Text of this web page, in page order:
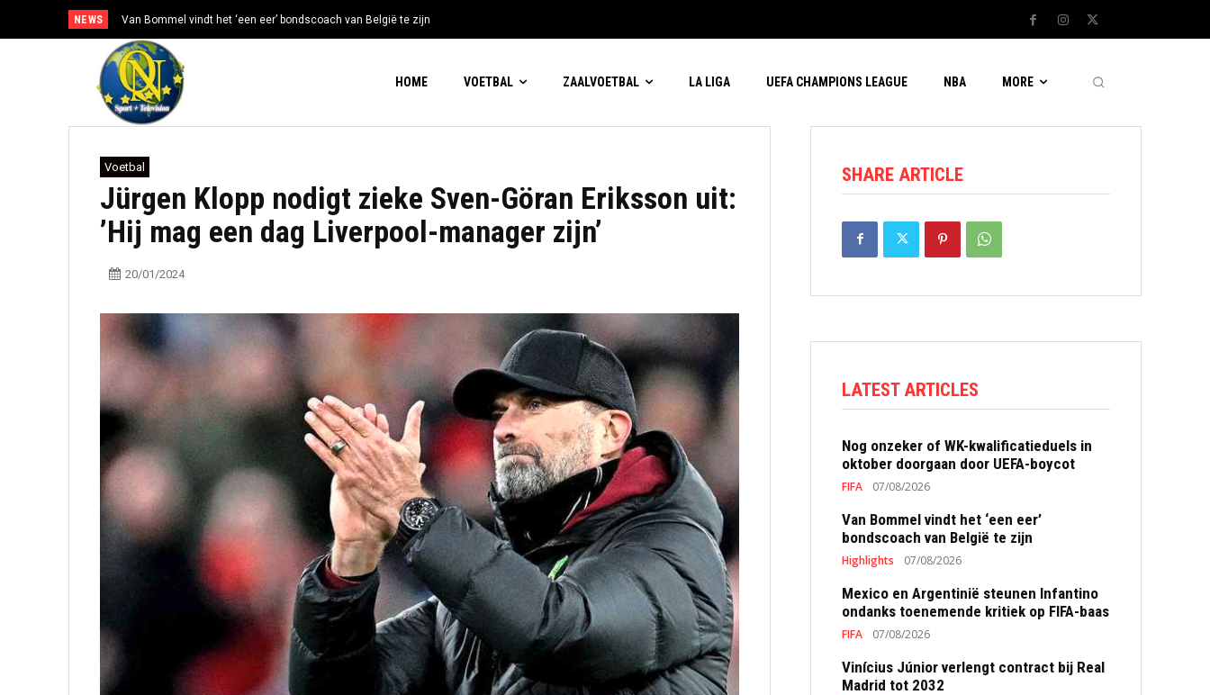
NEWS Van Bommel vindt het ‘een eer’ bondscoach van België te zijn
HOME VOETBAL ZAALVOETBAL LA LIGA UEFA CHAMPIONS LEAGUE NBA MORE
Voetbal
Jürgen Klopp nodigt zieke Sven-Göran Eriksson uit:
’Hij mag een dag Liverpool-manager zijn’
20/01/2024
SHARE ARTICLE
LATEST ARTICLES
Nog onzeker of WK-kwalificatieduels in
oktober doorgaan door UEFA-boycot
FIFA 07/08/2026
Van Bommel vindt het ‘een eer’
bondscoach van België te zijn
Highlights 07/08/2026
Mexico en Argentinië steunen Infantino
ondanks toenemende kritiek op FIFA-baas
FIFA 07/08/2026
Vinícius Júnior verlengt contract bij Real
Madrid tot 2032